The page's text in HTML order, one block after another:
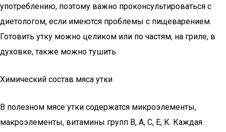
употреблению, поэтому важно проконсультироваться с
диетологом, если имеются проблемы с пищеварением.
Готовить утку можно целиком или по частям, на гриле, в
духовке, также можно тушить.
Химический состав мяса утки
В полезном мясе утки содержатся микроэлементы,
макроэлементы, витамины групп В, А, С, Е, К. Каждая